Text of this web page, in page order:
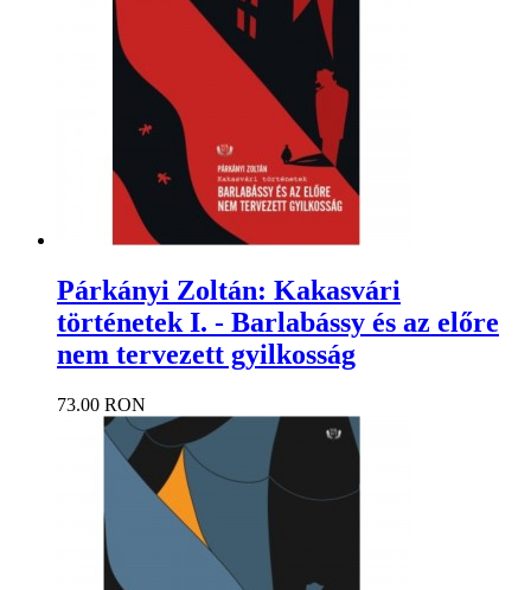
Párkányi Zoltán: Kakasvári
történetek I. - Barlabássy és az előre
nem tervezett gyilkosság
73.00 RON